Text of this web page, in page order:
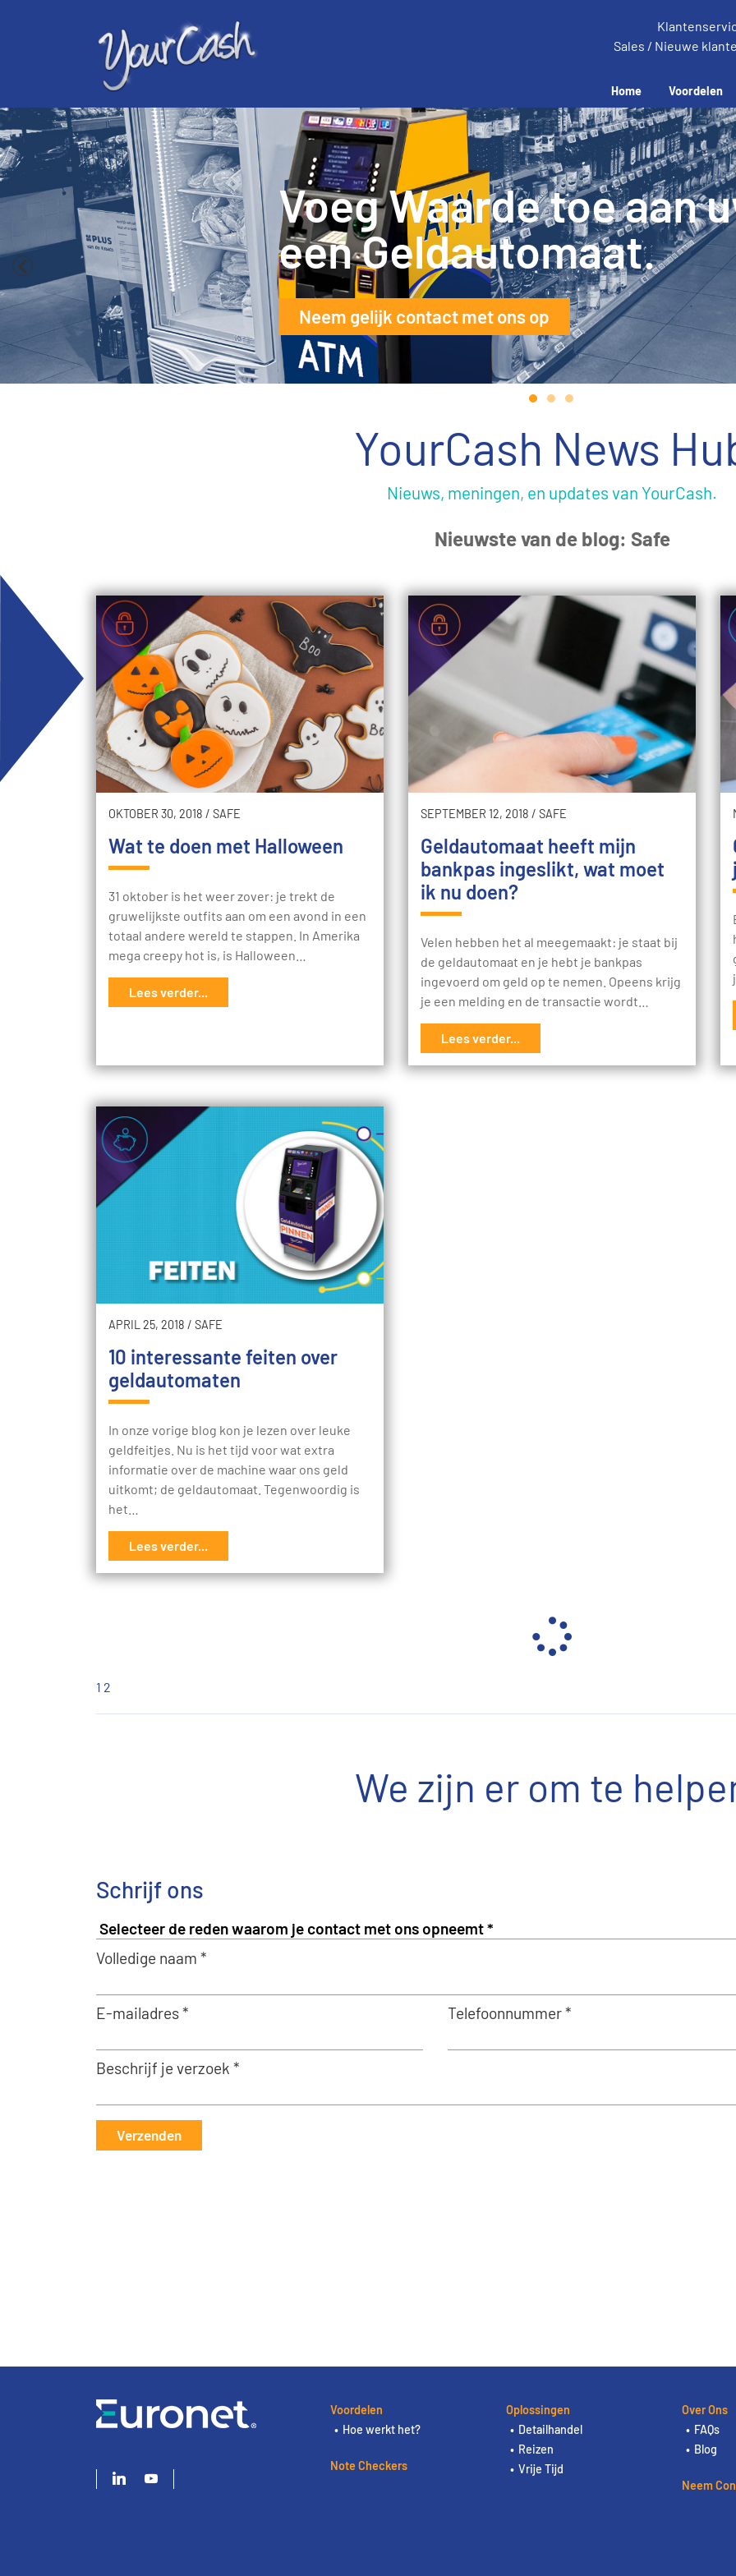
Sales / Nieuwe
Home Voordelen
Verhoog de winst,
klantentevredenheid
bankkosten.
Zie Voordelen.
YourCash News
Nieuws, meningen, en updates van YourCash.
Nieuwste van de blog: Safe
OKTOBER 30, 2018 / SAFE
Wat te doen met Halloween
31 oktober is het weer zover: je trekt de
gruwelijkste outfits aan om een avond in een
totaal andere wereld te stappen. In Amerika
mega creepy hot is, is Halloween…
Lees verder...
SEPTEMBER 12, 2018 / SAFE
Geldautomaat heeft mijn
bankpas ingeslikt, wat moet
ik nu doen?
Velen hebben het al meegemaakt: je staat bij
de geldautomaat en je hebt je bankpas
ingevoerd om geld op te nemen. Opeens krijg
je een melding en de transactie wordt…
Lees verder...
APRIL 25, 2018 / SAFE
10 interessante feiten over
geldautomaten
In onze vorige blog kon je lezen over leuke
geldfeitjes. Nu is het tijd voor wat extra
informatie over de machine waar ons geld
uitkomt; de geldautomaat. Tegenwoordig is
het…
Lees verder...
1 2
We zijn er om te
Schrijf ons
Volledige naam *
E-mailadres * Telefoonnummer *
Beschrijf je verzoek *
Verzenden
Voordelen
Hoe werkt het?
Note Checkers
Oplossingen
Detailhandel
Reizen
Vrije Tijd
Over Ons
FAQs
Blog
Neem